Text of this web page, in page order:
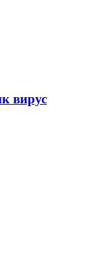
вирус